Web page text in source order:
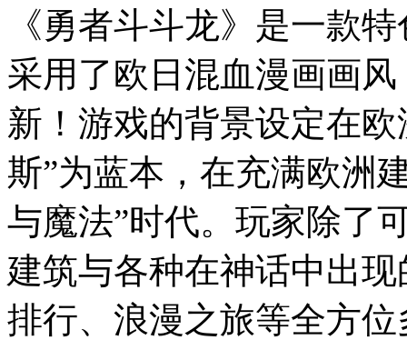
《勇者斗斗龙》是一款
采用了欧日混血漫画画
新！游戏的背景设定在
斯”为蓝本，在充满欧洲
与魔法”时代。玩家除了
建筑与各种在神话中出
排行、浪漫之旅等全方